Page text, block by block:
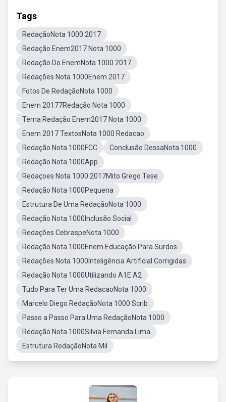
Tags
RedaçãoNota 1000 2017
Redação Enem2017 Nota 1000
Redação Do EnemNota 1000 2017
Redações Nota 1000Enem 2017
Fotos De RedaçãoNota 1000
Enem 20177Redação Nota 1000
Tema Redação Enem2017 Nota 1000
Enem 2017 TextosNota 1000 Redacao
Redação Nota 1000FCC
Conclusão DessaNota 1000
Redação Nota 1000App
Redaçoes Nota 1000 2017Mito Grego Tese
Redação Nota 1000Pequena
Estrutura De Uma RedaçãoNota 1000
Redação Nota 1000Inclusão Social
Redações CebraspeNota 1000
Redação Nota 1000Enem Educação Para Surdos
Redações Nota 1000Inteligência Artificial Corrigidas
Redação Nota 1000Utilizando A1E A2
Tudo Para Ter Uma RedacaoNota 1000
Marcelo Diego RedaçãoNota 1000 Scrib
Passo a Passo Para Uma RedaçãoNota 1000
Redação Nota 1000Silvia Fernanda Lima
Estrutura RedaçãoNota Mil